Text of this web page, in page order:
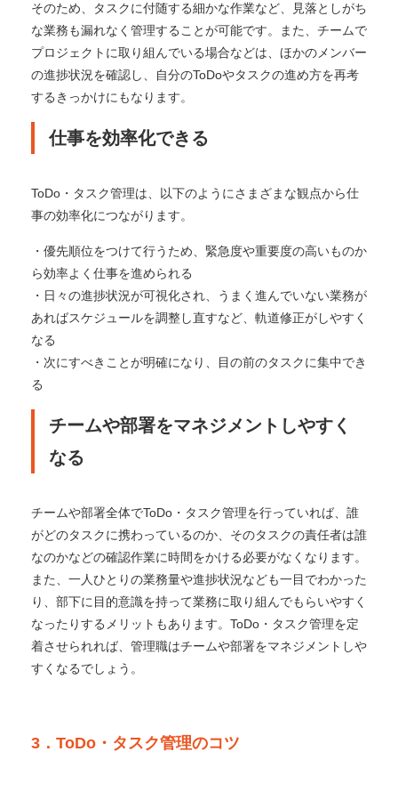
そのため、タスクに付随する細かな作業など、見落としがち
な業務も漏れなく管理することが可能です。また、チームで
プロジェクトに取り組んでいる場合などは、ほかのメンバー
の進捗状況を確認し、自分のToDoやタスクの進め方を再考
するきっかけにもなります。
仕事を効率化できる
ToDo・タスク管理は、以下のようにさまざまな観点から仕
事の効率化につながります。
・優先順位をつけて行うため、緊急度や重要度の高いものか
ら効率よく仕事を進められる
・日々の進捗状況が可視化され、うまく進んでいない業務が
あればスケジュールを調整し直すなど、軌道修正がしやすく
なる
・次にすべきことが明確になり、目の前のタスクに集中でき
る
チームや部署をマネジメントしやすく
なる
チームや部署全体でToDo・タスク管理を行っていれば、誰
がどのタスクに携わっているのか、そのタスクの責任者は誰
なのかなどの確認作業に時間をかける必要がなくなります。
また、一人ひとりの業務量や進捗状況なども一目でわかった
り、部下に目的意識を持って業務に取り組んでもらいやすく
なったりするメリットもあります。 ToDo・タスク管理を定
着させられれば、管理職はチームや部署をマネジメントしや
すくなるでしょう。
3．ToDo・タスク管理のコツ